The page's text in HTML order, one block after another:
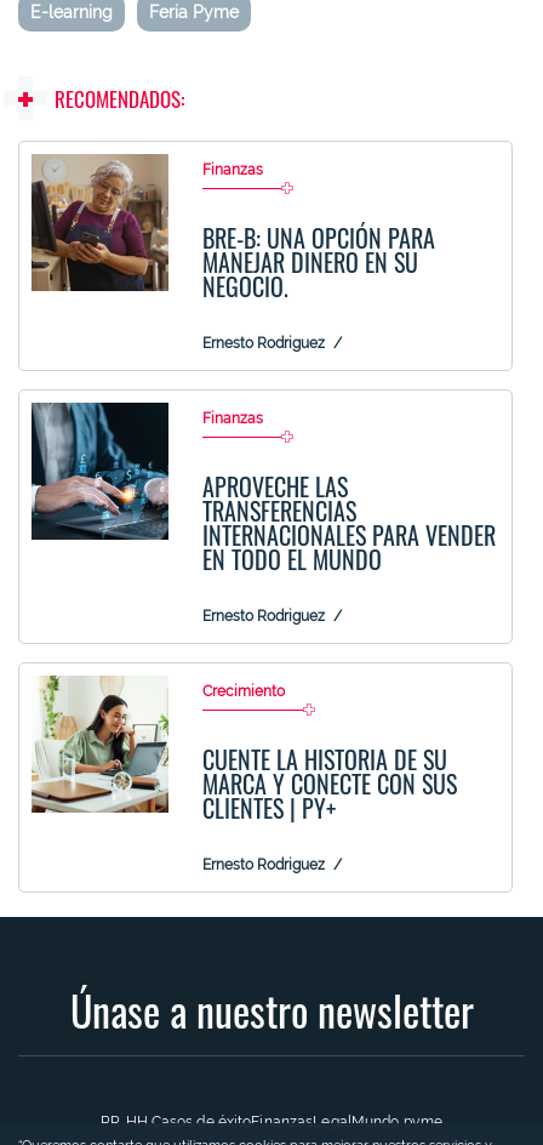
E-learning Feria Pyme
RECOMENDADOS:
Finanzas
BRE-B: UNA OPCIÓN PARA
MANEJAR DINERO EN SU
NEGOCIO.
Ernesto Rodriguez
Finanzas
APROVECHE LAS
TRANSFERENCIAS
INTERNACIONALES PARA VENDER
EN TODO EL MUNDO
Ernesto Rodriguez
Crecimiento
CUENTE LA HISTORIA DE SU
MARCA Y CONECTE CON SUS
CLIENTES | PY+
Ernesto Rodriguez
Únase a nuestro newsletter
RR. HH. Casos de éxitoFinanzasLegalMundo pyme